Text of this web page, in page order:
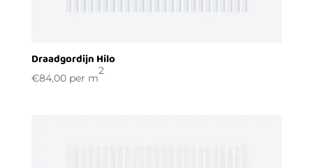
Draadgordijn Hilo
€84,00per m
2